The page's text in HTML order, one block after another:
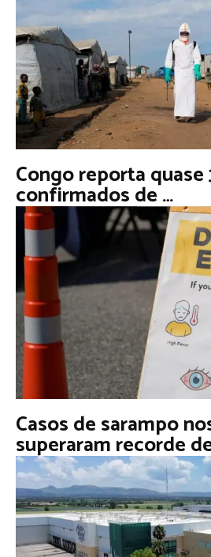
Congo reporta
confirmados de …
Casos de sarampo
superaram recorde